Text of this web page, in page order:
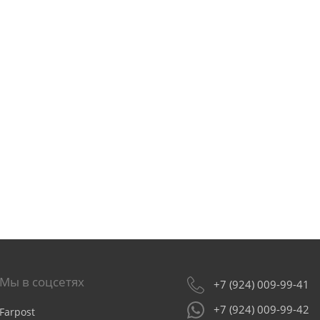
Мы в соцсетях
Farpost
+7 (924) 009-99-41
+7 (924) 009-99-42